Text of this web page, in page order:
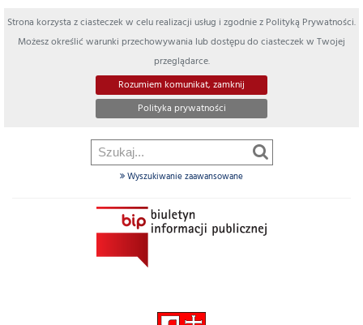
Strona korzysta z ciasteczek w celu realizacji usług i zgodnie z Polityką Prywatności.
Możesz określić warunki przechowywania lub dostępu do ciasteczek w Twojej
przeglądarce.
Rozumiem komunikat, zamknij
Polityka prywatności
Wyszukiwanie zaawansowane